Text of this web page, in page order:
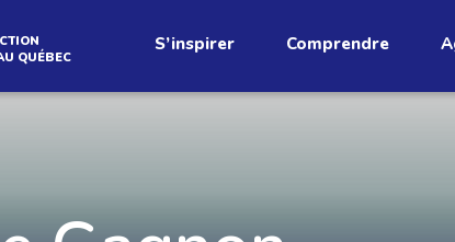
détend
QUÉBEC
S’inspirer Comprendre